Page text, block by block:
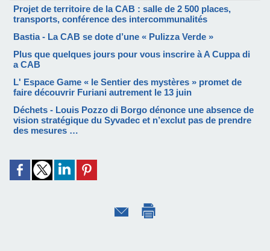
Projet de territoire de la CAB : salle de 2 500 places,
transports, conférence des intercommunalités
Bastia - La CAB se dote d’une « Pulizza Verde »
Plus que quelques jours pour vous inscrire à A Cuppa di
a CAB
L' Espace Game « le Sentier des mystères » promet de
faire découvrir Furiani autrement le 13 juin
Déchets - Louis Pozzo di Borgo dénonce une absence de
vision stratégique du Syvadec et n’exclut pas de prendre
des mesures …